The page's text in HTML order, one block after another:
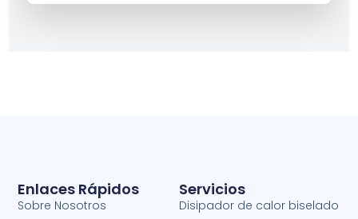
Servicios
Disipador de calor biselado
Enlaces Rápidos
Sobre Nosotros